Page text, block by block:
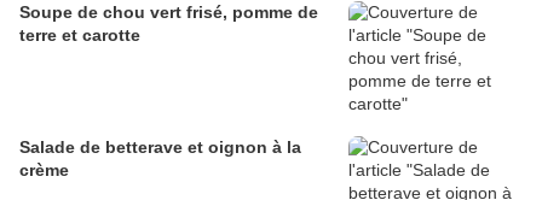
Soupe de chou vert frisé, pomme de
terre et carotte
Salade de betterave et oignon à la
crème